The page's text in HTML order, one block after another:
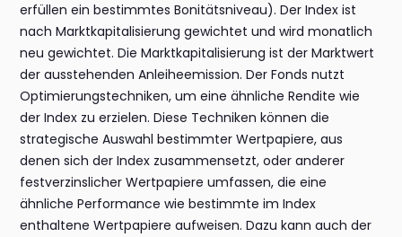
erfüllen ein bestimmtes Bonitätsniveau). Der Index ist
nach Marktkapitalisierung gewichtet und wird monatlich
neu gewichtet. Die Marktkapitalisierung ist der Marktwert
der ausstehenden Anleiheemission. Der Fonds nutzt
Optimierungstechniken, um eine ähnliche Rendite wie
der Index zu erzielen. Diese Techniken können die
strategische Auswahl bestimmter Wertpapiere, aus
denen sich der Index zusammensetzt, oder anderer
festverzinslicher Wertpapiere umfassen, die eine
ähnliche Performance wie bestimmte im Index
enthaltene Wertpapiere aufweisen. Dazu kann auch der